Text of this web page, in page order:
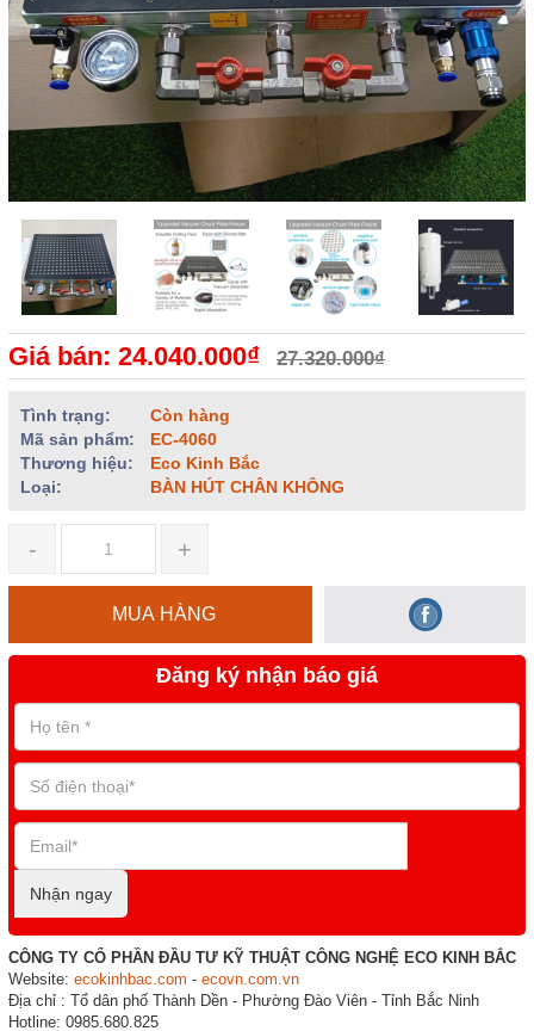
Giá bán: 24.040.000₫ 27.320.000₫
Tình trạng:
Còn hàng
Mã sản phẩm:
EC-4060
Thương hiệu:
Eco Kinh Bắc
Loại:
BÀN HÚT CHÂN KHÔNG
- +
MUA HÀNG
Đăng ký nhận báo giá
Nhận ngay
CÔNG TY CỔ PHẦN ĐẦU TƯ KỸ THUẬT CÔNG NGHỆ ECO KINH BẮC
Website: ecokinhbac.com - ecovn.com.vn
Địa chỉ : Tổ dân phố Thành Dền - Phường Đào Viên - Tỉnh Bắc Ninh
Hotline: 0985.680.825